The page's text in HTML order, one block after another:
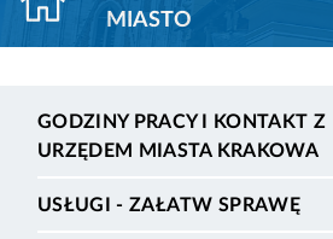
MIASTO
GODZINY PRACY I KONTAKT Z
URZĘDEM MIASTA KRAKOWA
USŁUGI - ZAŁATW SPRAWĘ